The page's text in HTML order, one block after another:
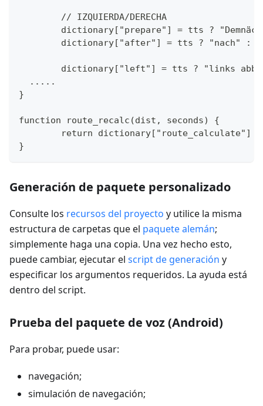
	// IZQUIERDA/DERECHA
dictionary["prepare"] = tts ?
dictionary["after"] = tts ? "nach" :
dictionary["left"] = tts ? "links
  .....
}
function route_recalc(dist, seconds) {
return dictionary["route_calculate"]
}
Generación de paquete personalizado
Consulte los recursos del proyecto y utilice la misma
estructura de carpetas que el paquete alemán;
simplemente haga una copia. Una vez hecho esto,
puede cambiar, ejecutar el script de generación y
especificar los argumentos requeridos. La ayuda está
dentro del script.
Prueba del paquete de voz (Android)
Para probar, puede usar:
navegación;
simulación de navegación;